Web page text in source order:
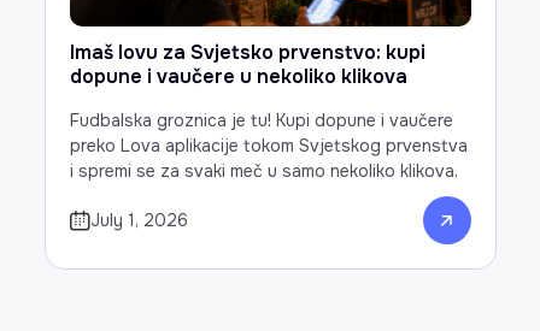
Imaš lovu za Svjetsko prvenstvo: kupi
dopune i vaučere u nekoliko klikova
Fudbalska groznica je tu! Kupi dopune i vaučere
preko Lova aplikacije tokom Svjetskog prvenstva
i spremi se za svaki meč u samo nekoliko klikova.
July 1, 2026